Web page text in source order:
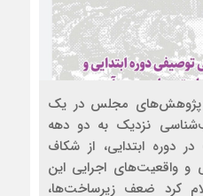
پژوهش‌های مجلس در یک
نزدیک به دو دهه
دوره ابتدایی، از شکاف
واقعیت‌های اجرایی این
کرد ضعف زیرساخت‌ها،